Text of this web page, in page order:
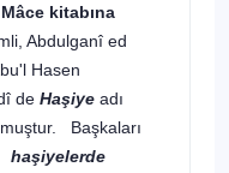
kitabına
Abdulganî ed
Hasen
de Haşiye adı
Başkaları